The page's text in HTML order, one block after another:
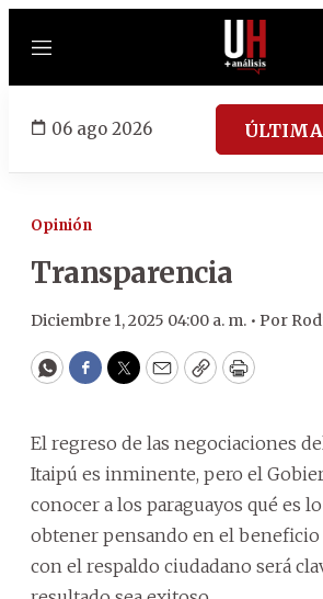
Menú
06 ago 2026
Opinión
Transparencia
Diciembre 1, 2025 04:00 a. m. • Por
WhatsApp
Facebook
Twitter
EmailCopyPrint
El regreso de las negociaciones
Itaipú es inminente, pero el
conocer a los paraguayos qué es
obtener pensando en el beneficio
con el respaldo ciudadano será